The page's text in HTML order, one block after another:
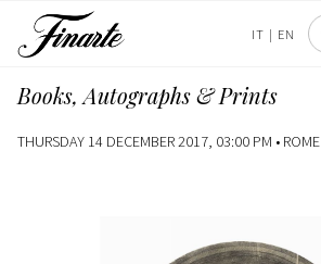
IT | EN
Books, Autographs & Prints
THURSDAY 14 DECEMBER 2017, 03:00 PM • ROME